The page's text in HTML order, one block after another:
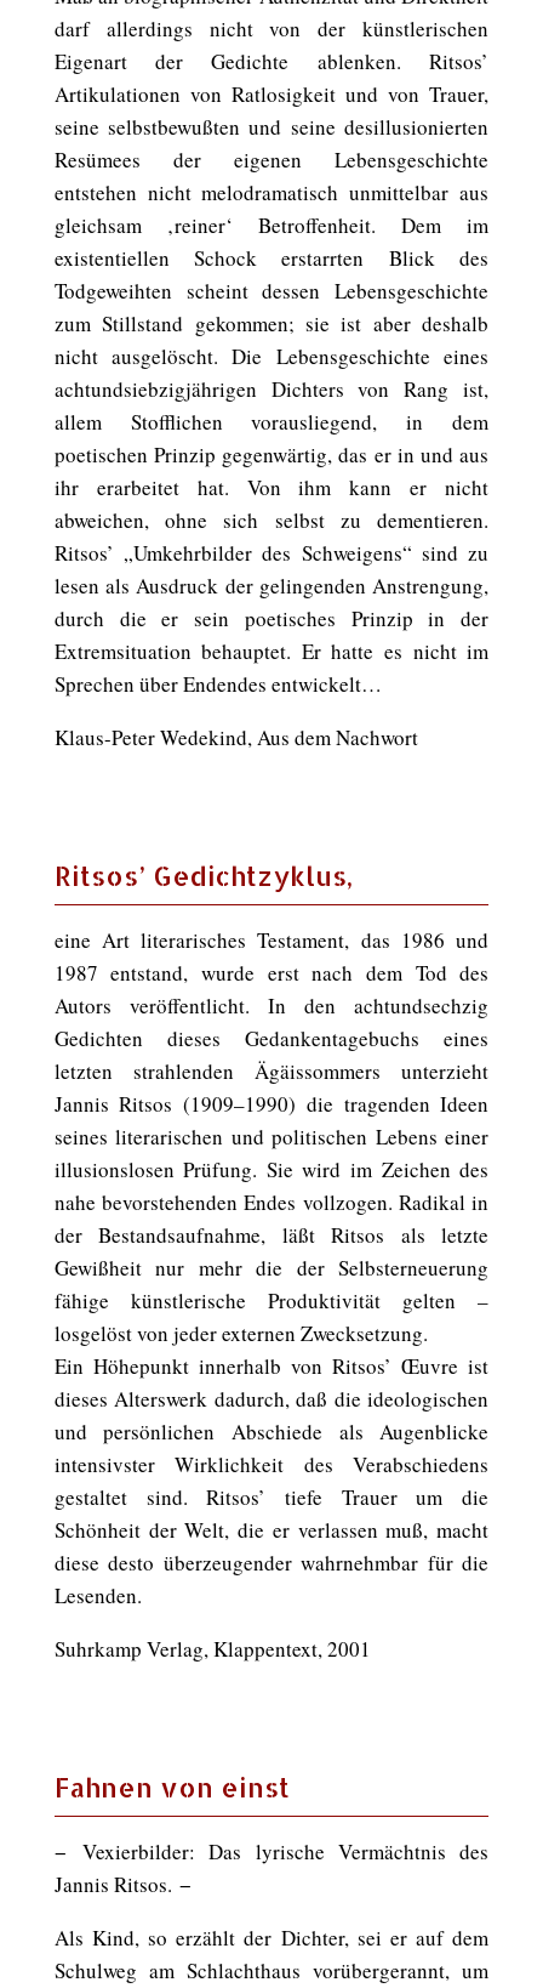
darf allerdings nicht von der künstlerischen
Eigenart der Gedichte ablenken. Ritsos’
Artikulationen von Ratlosigkeit und von Trauer,
seine selbstbewußten und seine desillusionierten
Resümees der eigenen Lebensgeschichte
entstehen nicht melodramatisch unmittelbar aus
gleichsam ‚reiner‘ Betroffenheit. Dem im
existentiellen Schock erstarrten Blick des
Todgeweihten scheint dessen Lebensgeschichte
zum Stillstand gekommen; sie ist aber deshalb
nicht ausgelöscht. Die Lebensgeschichte eines
achtundsiebzigjährigen Dichters von Rang ist,
allem Stofflichen vorausliegend, in dem
poetischen Prinzip gegenwärtig, das er in und aus
ihr erarbeitet hat. Von ihm kann er nicht
abweichen, ohne sich selbst zu dementieren.
Ritsos’ „Umkehrbilder des Schweigens“ sind zu
lesen als Ausdruck der gelingenden Anstrengung,
durch die er sein poetisches Prinzip in der
Extremsituation behauptet. Er hatte es nicht im
Sprechen über Endendes entwickelt…
Klaus-Peter Wedekind, Aus dem Nachwort
Ritsos’ Gedichtzyklus,
eine Art literarisches Testament, das 1986 und
1987 entstand, wurde erst nach dem Tod des
Autors veröffentlicht. In den achtundsechzig
Gedichten dieses Gedankentagebuchs eines
letzten strahlenden Ägäissommers unterzieht
Jannis Ritsos (1909–1990) die tragenden Ideen
seines literarischen und politischen Lebens einer
illusionslosen Prüfung. Sie wird im Zeichen des
nahe bevorstehenden Endes vollzogen. Radikal in
der Bestandsaufnahme, läßt Ritsos als letzte
Gewißheit nur mehr die der Selbsterneuerung
fähige künstlerische Produktivität gelten –
losgelöst von jeder externen Zwecksetzung.
Ein Höhepunkt innerhalb von Ritsos’ Œuvre ist
dieses Alterswerk dadurch, daß die ideologischen
und persönlichen Abschiede als Augenblicke
intensivster Wirklichkeit des Verabschiedens
gestaltet sind. Ritsos’ tiefe Trauer um die
Schönheit der Welt, die er verlassen muß, macht
diese desto überzeugender wahrnehmbar für die
Lesenden.
Suhrkamp Verlag, Klappentext, 2001
Fahnen von einst
− Vexierbilder: Das lyrische Vermächtnis des
Jannis Ritsos. −
Als Kind, so erzählt der Dichter, sei er auf dem
Schulweg am Schlachthaus vorübergerannt, um